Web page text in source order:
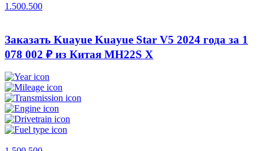
1.500.500
Заказать Kuayue Kuayue Star V5 2024 года за 1
078 002 ₽ из Китая MH22S X